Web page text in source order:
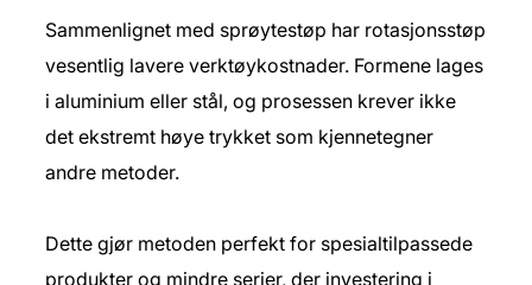
Sammenlignet med sprøytestøp har rotasjonsstøp
vesentlig lavere verktøykostnader. Formene lages
i aluminium eller stål, og prosessen krever ikke
det ekstremt høye trykket som kjennetegner
andre metoder.
Dette gjør metoden perfekt for spesialtilpassede
produkter og mindre serier, der investering i